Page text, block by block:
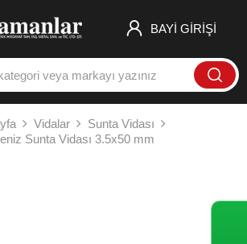
BAYİ GİRİŞİ
Vidalar
Sunta Vidası
Sunta Vidası 3.5x50 mm